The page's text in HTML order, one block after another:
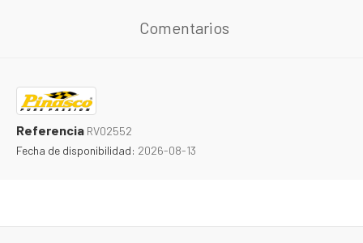
Comentarios
Referencia RV02552
Fecha de disponibilidad: 2026-08-13